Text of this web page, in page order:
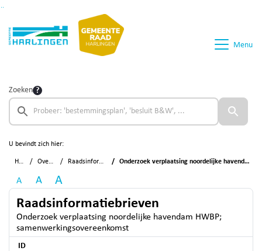
Menu
Zoeken
U bevindt zich hier:
Home Overzichten Raadsinformatiebrieven Onderzoek verplaatsing noordelijke havendam HWBP; samenwerkingsovereenkomst
A A A
Raadsinformatiebrieven
Onderzoek verplaatsing noordelijke havendam HWBP;
samenwerkingsovereenkomst
ID